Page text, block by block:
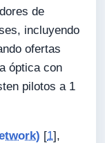
de
incluyendo
ofertas
óptica con
pilotos a 1
) [1],